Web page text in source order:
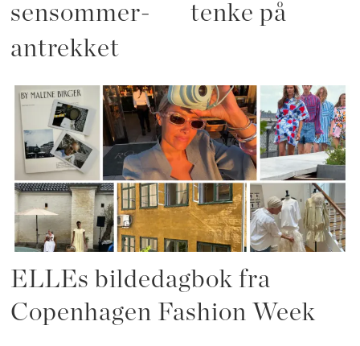
sensommer-
antrekket
tenke på
ELLEs bildedagbok fra
Copenhagen Fashion Week